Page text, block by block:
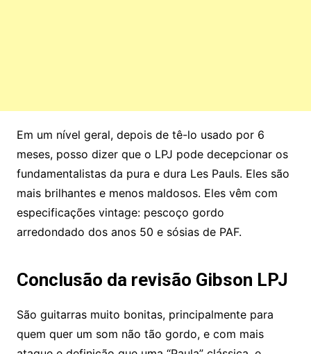
Em um nível geral, depois de tê-lo usado por 6
meses, posso dizer que o LPJ pode decepcionar os
fundamentalistas da pura e dura Les Pauls. Eles são
mais brilhantes e menos maldosos. Eles vêm com
especificações vintage: pescoço gordo
arredondado dos anos 50 e sósias de PAF.
Conclusão da revisão Gibson LPJ
São guitarras muito bonitas, principalmente para
quem quer um som não tão gordo, e com mais